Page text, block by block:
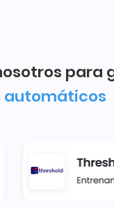
para
automáticos